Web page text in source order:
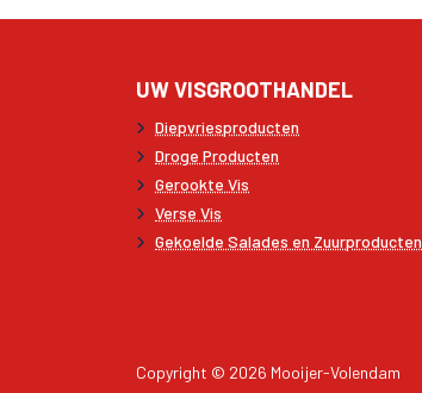
UW VISGROOTHANDEL
Diepvriesproducten
Droge Producten
Gerookte Vis
Verse Vis
Gekoelde Salades en Zuurproducten
Copyright © 2026 Mooijer-Volendam